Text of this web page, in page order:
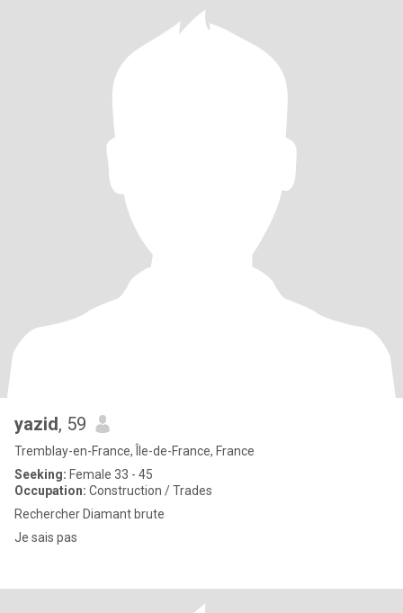
yazid, 59
Tremblay-en-France, Île-de-France, France
Seeking: Female 33 - 45
Occupation: Construction / Trades
Rechercher Diamant brute
Je sais pas